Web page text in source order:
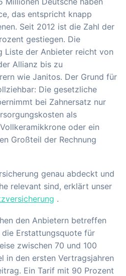
das entspricht knapp
Seit 2012 ist die Zahl der
gestiegen. Die
Liste der Anbieter reicht von
Allianz bis zu
wie Janitos. Der Grund für
Die gesetzliche
bei Zahnersatz nur
als
oder ein
Großteil der Rechnung
genau abdeckt und
relevant sind, erklärt unser
.
den Anbietern betreffen
Erstattungsquote für
zwischen 70 und 100
in den ersten Vertragsjahren
Ein Tarif mit 90 Prozent